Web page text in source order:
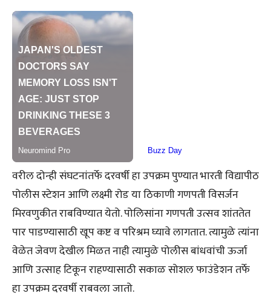
वरील दोन्ही संघटनांतर्फे दरवर्षी हा उपक्रम पुण्यात भारती विद्यापीठ
पोलीस स्टेशन आणि लक्ष्मी रोड या ठिकाणी गणपती विसर्जन
मिरवणुकीत राबविण्यात येतो. पोलिसांना गणपती उत्सव शांततेत
पार पाडण्यासाठी खूप कष्ट व परिश्रम घ्यावे लागतात. त्यामुळे त्यांना
वेळेत जेवण देखील मिळत नाही त्यामुळे पोलीस बांधवांची ऊर्जा
आणि उत्साह टिकून राहण्यासाठी सकाळ सोशल फाउंडेशन तर्फे
हा उपक्रम दरवर्षी राबवला जातो.